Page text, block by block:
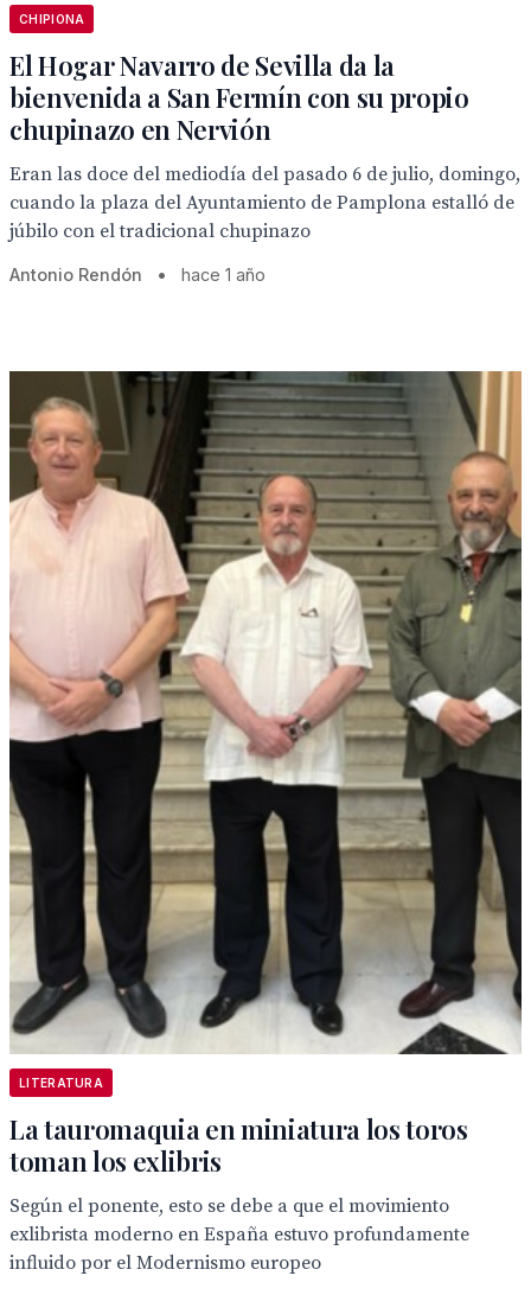
CHIPIONA
El Hogar Navarro de Sevilla da la
bienvenida a San Fermín con su propio
chupinazo en Nervión
Eran las doce del mediodía del pasado 6 de julio, domingo,
cuando la plaza del Ayuntamiento de Pamplona estalló de
júbilo con el tradicional chupinazo
Antonio Rendón • hace 1 año
LITERATURA
La tauromaquia en miniatura los toros
toman los exlibris
Según el ponente, esto se debe a que el movimiento
exlibrista moderno en España estuvo profundamente
influido por el Modernismo europeo